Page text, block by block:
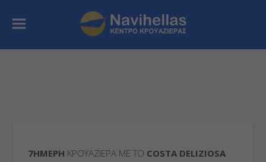
7ΉΜΕΡΗ ΚΡΟΥΑΖΙΕΡΑ ΜΕ ΤΟ COSTA DELIZIOSA